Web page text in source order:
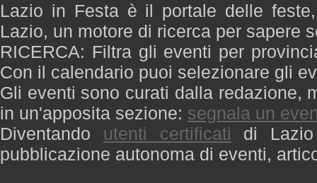
Lazio in Festa è il portale delle
Lazio, un motore di ricerca per sapere
RICERCA: Filtra gli eventi per
Con il calendario puoi selezionare gli
Gli eventi sono curati dalla redazione,
in un'apposita sezione: segnala un
Diventando utenti certificati di
pubblicazione autonoma di eventi,